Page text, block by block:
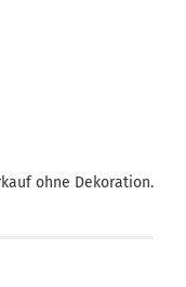
ohne Dekoration.